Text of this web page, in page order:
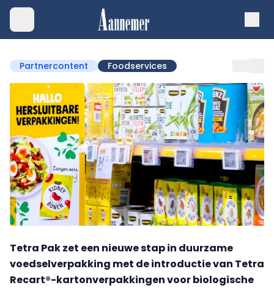
Partnercontent Foodservices
Tetra Pak zet een nieuwe stap in duurzame
voedselverpakking met de introductie van Tetra
Recart®-kartonverpakkingen voor biologische